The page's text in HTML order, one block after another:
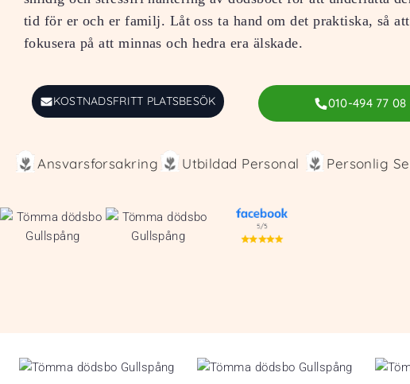
tid för er och er familj. Låt oss ta hand om det praktiska, så
fokusera på att minnas och hedra era älskade.
KOSTNADSFRITT PLATSBESÖK 010-494 77 08
Ansvarsforsakring Utbildad Personal Personlig